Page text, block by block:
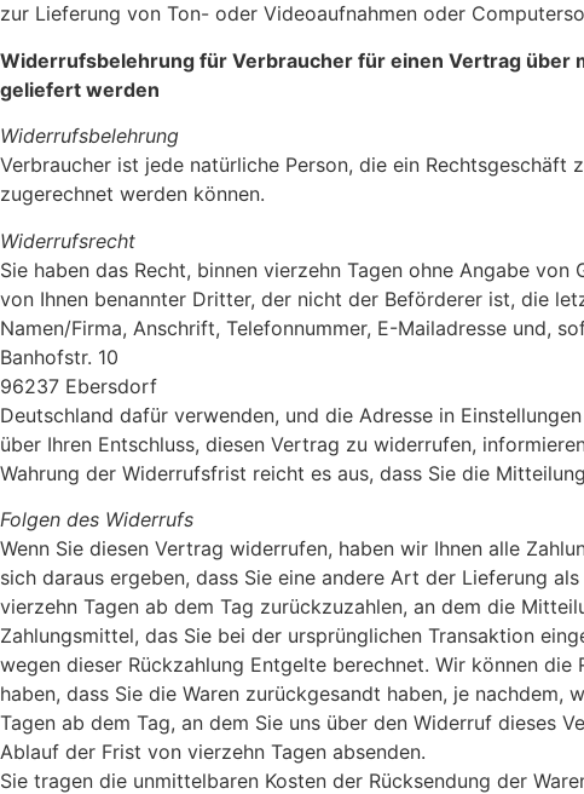
zur Lieferung von Ton- oder Videoaufnahmen oder
Widerrufsbelehrung für Verbraucher für einen Vertrag über
geliefert werden
Widerrufsbelehrung
Verbraucher ist jede natürliche Person, die ein
zugerechnet werden können.
Widerrufsrecht
Sie haben das Recht, binnen vierzehn Tagen ohne Angabe
von Ihnen benannter Dritter, der nicht der Beförderer ist, die
Namen/Firma, Anschrift, Telefonnummer, E-Mailadresse und,
Banhofstr. 10
96237 Ebersdorf
Deutschland dafür verwenden, und die Adresse in
über Ihren Entschluss, diesen Vertrag zu widerrufen,
Wahrung der Widerrufsfrist reicht es aus, dass Sie die
Folgen des Widerrufs
Wenn Sie diesen Vertrag widerrufen, haben wir Ihnen alle
sich daraus ergeben, dass Sie eine andere Art der Lieferung
vierzehn Tagen ab dem Tag zurückzuzahlen, an dem die
Zahlungsmittel, das Sie bei der ursprünglichen Transaktion
wegen dieser Rückzahlung Entgelte berechnet. Wir können
haben, dass Sie die Waren zurückgesandt haben, je
Tagen ab dem Tag, an dem Sie uns über den Widerruf dieses
Ablauf der Frist von vierzehn Tagen absenden.
Sie tragen die unmittelbaren Kosten der Rücksendung der